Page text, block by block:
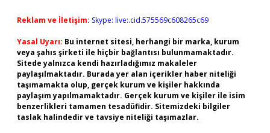
Reklam ve İletişim: Skype: live:.cid.575569c608265c69
Yasal Uyarı: Bu internet sitesi, herhangi bir marka, kurum
veya şahıs şirketi ile hiçbir bağlantısı bulunmamaktadır.
Sitede yalnızca kendi hazırladığımız makaleler
paylaşılmaktadır. Burada yer alan içerikler haber niteliği
taşımamakta olup, gerçek kurum ve kişiler hakkında
paylaşım yapılmamaktadır. Gerçek kurum ve kişiler ile isim
benzerlikleri tamamen tesadüfidir. Sitemizdeki bilgiler
taslak halindedir ve tavsiye niteliği taşımazlar.